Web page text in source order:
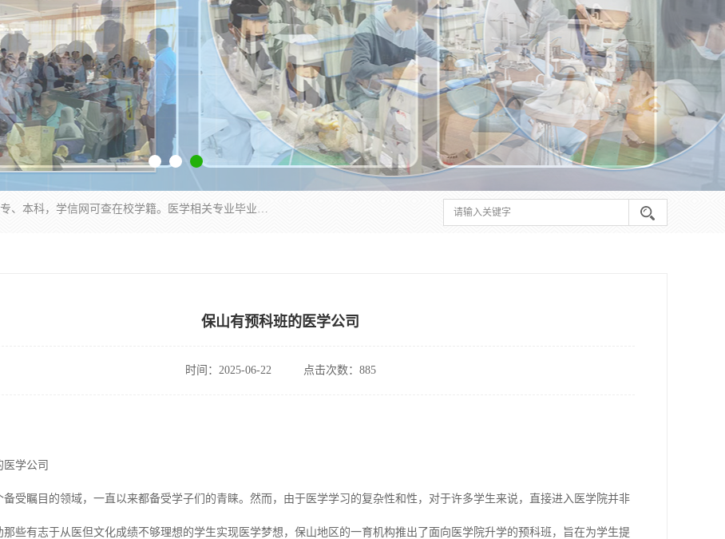
通过医学类院校正规录取从而获取统招全日制大专、本科，学信网可查在校学籍。医学相关专业毕业后可参加执业助理医师与执业医师证书考试（如口腔医学、临床医学、中医学等专业）.
保山有预科班的医学公司
时间：2025-06-22 点击次数：885
学公司
备受瞩目的领域，一直以来都备受学子们的青睐。然而，由于医学学习的复杂性和性，对于许多学生来说，直接进入医学院并非
那些有志于从医但文化成绩不够理想的学生实现医学梦想，保山地区的一育机构推出了面向医学院升学的预科班，旨在为学生提